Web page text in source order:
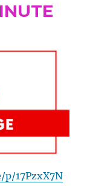
17PzxX7N